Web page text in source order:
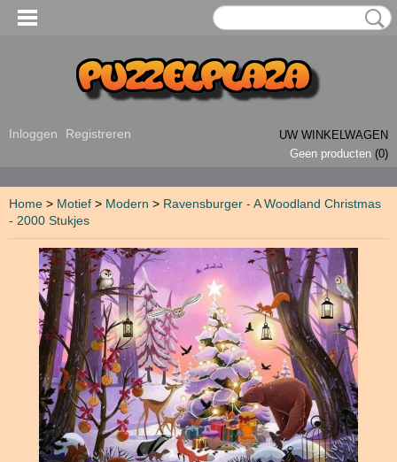
Inloggen Registreren
UW WINKELWAGEN
Geen producten (0)
Home > Motief > Modern > Ravensburger - A Woodland Christmas
- 2000 Stukjes